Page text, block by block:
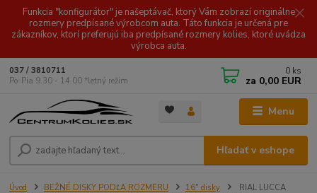
Funkcia "konfigurátor" je našeptávač, ktorý Vám zobrazí originálne
rozmery predpísané výrobcom auta. Táto funkcia je určená pre
zákazníkov, ktorí preferujú iba predpísané rozmery kolies, ktoré uvádza
výrobca auta.
Menu
Hľadať v eshope
037 / 3810711
Po-Pia 9.30 - 14.00 *letný režim
0 ks
za 0,00 EUR
Úvod BEŽNÉ DISKY PODĽA ROZMERU 16" disky
RIAL LUCCA